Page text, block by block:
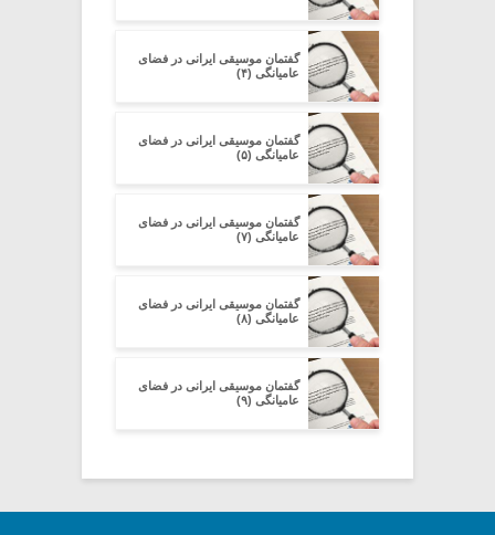
گفتمان موسیقی ایرانی در فضای
عامیانگی (۴)
گفتمان موسیقی ایرانی در فضای
عامیانگی (۵)
گفتمان موسیقی ایرانی در فضای
عامیانگی (۷)
گفتمان موسیقی ایرانی در فضای
عامیانگی (۸)
گفتمان موسیقی ایرانی در فضای
عامیانگی (۹)